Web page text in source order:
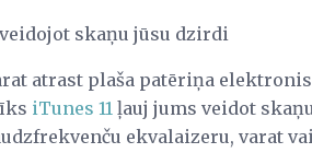
skaņu jūsu dzirdi
atrast plaša patēriņa
iTunes 11 ļauj jums veidot
ekvalaizeru, varat